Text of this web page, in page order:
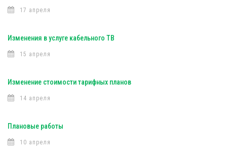
17 апреля
Изменения в услуге кабельного ТВ
15 апреля
Изменение стоимости тарифных планов
14 апреля
Плановые работы
10 апреля